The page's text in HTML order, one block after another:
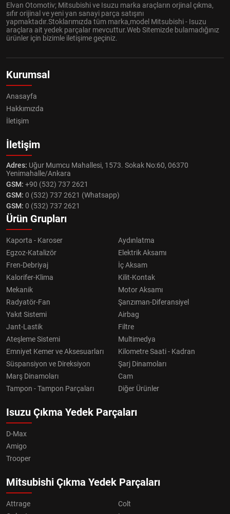
Elvan Otomotiv; Mitsubishi ve Isuzu marka araçların orjinal çıkma,
sıfır orijinal ve yeni yan sanayi parça satışını
yapmaktadır.Stoklarımızda tüm marka,model Mitsubishi - Isuzu
araçlara ait yedek parçalar mevcuttur.Web Sitemizde bulamadığınız
ürünler için bizimle iletişime geçiniz.
Kurumsal
Anasayfa
Hakkımızda
İletişim
İletişim
Adres: Uğur Mumcu Mahallesi, 1573. Sokak No:60, 06370
Yenimahalle/Ankara
GSM: +90 (532) 737 2621
GSM: 0 (532) 737 2621 (Whatsapp)
GSM: 0 (532) 737 2621
Ürün Grupları
Kaporta - Karoser
Aydınlatma
Egzoz-Katalizör
Elektrik Aksamı
Fren-Debriyaj
İç Aksam
Kalorifer-Klima
Kilit-Kontak
Mekanik
Motor Aksamı
Radyatör-Fan
Şanzıman-Diferansiyel
Yakıt Sistemi
Airbag
Jant-Lastik
Filtre
Ateşleme Sistemi
Multimedya
Emniyet Kemer ve Aksesuarları
Kilometre Saati - Kadran
Süspansiyon ve Direksiyon
Şarj Dinamoları
Marş Dinamoları
Cam
Tampon - Tampon Parçaları
Diğer Ürünler
Isuzu Çıkma Yedek Parçaları
D-Max
Amigo
Trooper
Mitsubishi Çıkma Yedek Parçaları
Attrage
Colt